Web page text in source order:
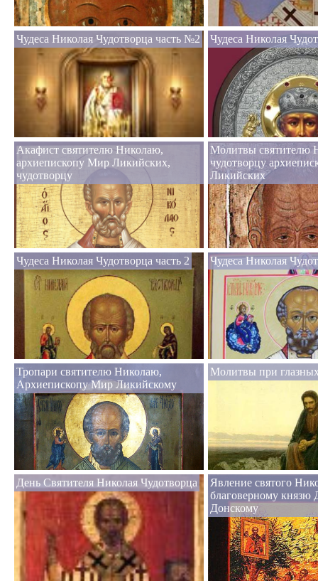
Чудеса Николая Чудотворца часть №2 Чудеса Николая
Акафист святителю Николаю,
архиепископу Мир Ликийских,
чудотворцу
Молитвы святителю
чудотворцу
Ликийских
Чудеса Николая Чудотворца часть 2 Чудеса Николая
Тропари святителю Николаю,
Архиепископу Мир Ликийскому
Молитвы при
День Святителя Николая Чудотворца
Явление святого
благоверному
Донскому